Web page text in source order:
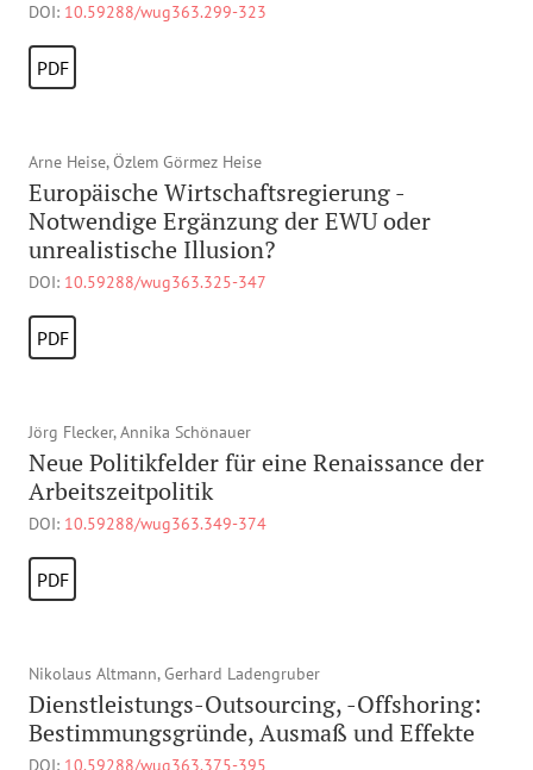
DOI: 10.59288/wug363.299-323
PDF
Arne Heise, Özlem Görmez Heise
Europäische Wirtschaftsregierung -
Notwendige Ergänzung der EWU oder
unrealistische Illusion?
DOI: 10.59288/wug363.325-347
PDF
Jörg Flecker, Annika Schönauer
Neue Politikfelder für eine Renaissance der
Arbeitszeitpolitik
DOI: 10.59288/wug363.349-374
PDF
Nikolaus Altmann, Gerhard Ladengruber
Dienstleistungs-Outsourcing, -Offshoring:
Bestimmungsgründe, Ausmaß und Effekte
DOI: 10.59288/wug363.375-395